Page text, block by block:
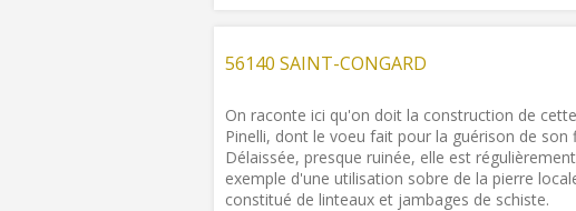
56140 SAINT-CONGARD
On raconte ici qu'on doit la construction de
Pinelli, dont le voeu fait pour la guérison de
Délaissée, presque ruinée, elle est
exemple d'une utilisation sobre de la pierre
constitué de linteaux et jambages de schiste.